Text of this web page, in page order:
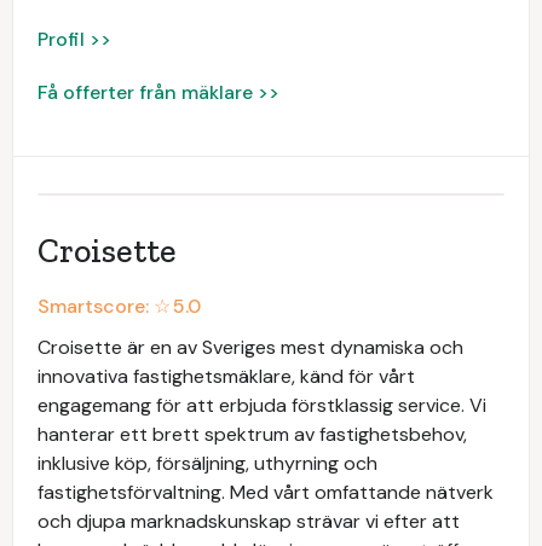
Profil >>
Få offerter från mäklare >>
Croisette
Smartscore: ☆5.0
Croisette är en av Sveriges mest dynamiska och
innovativa fastighetsmäklare, känd för vårt
engagemang för att erbjuda förstklassig service. Vi
hanterar ett brett spektrum av fastighetsbehov,
inklusive köp, försäljning, uthyrning och
fastighetsförvaltning. Med vårt omfattande nätverk
och djupa marknadskunskap strävar vi efter att